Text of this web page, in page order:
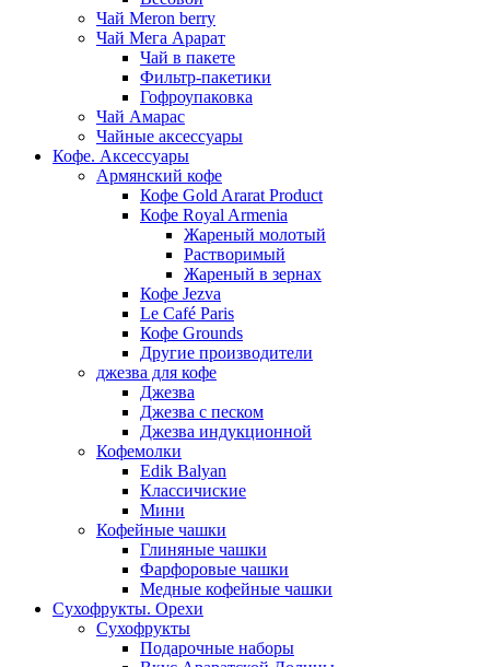
Чай Meron berry
Чай Мега Арарат
Чай в пакете
Фильтр-пакетики
Гофроупаковка
Чай Амарас
Чайные аксессуары
Кофе. Аксессуары
Армянский кофе
Кофе Gold Ararat Product
Кофе Royal Armenia
Жареный молотый
Растворимый
Жареный в зернах
Кофе Jezva
Le Café Paris
Кофе Grounds
Другие производители
джезва для кофе
Джезва
Джезва с песком
Джезва индукционной
Кофемолки
Edik Balyan
Классичиские
Мини
Кофейные чашки
Глиняные чашки
Фарфоровые чашки
Медные кофейные чашки
Сухофрукты. Орехи
Сухофрукты
Подарочные наборы